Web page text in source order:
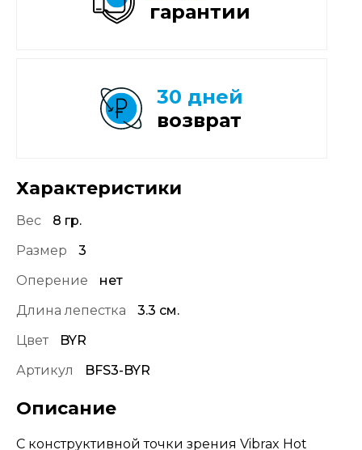
Характеристики
Вес
8 гр.
Размер
3
Оперение
нет
Длина лепестка
3.3 см.
Цвет
BYR
Артикул
BFS3-BYR
Описание
С конструктивной точки зрения Vibrax Hot
гарантии
30 дней
возврат